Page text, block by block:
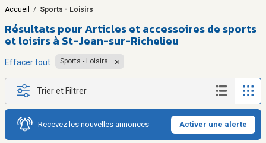
Accueil / Sports - Loisirs
Résultats pourArticles et accessoires de sports
et loisirs à St-Jean-sur-Richelieu
Effacer tout Sports - Loisirs
Trier et Filtrer
Recevez les nouvelles annonces Activer une alerte